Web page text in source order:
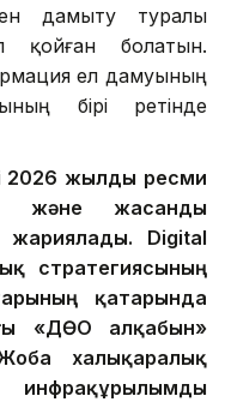
дамыту туралы
қойған болатын.
ел дамуының
бірі ретінде
2026 жылды ресми
және жасанды
Digital
стратегиясының
қатарында
«ДӨО алқабын»
халықаралық
инфрақұрылымды